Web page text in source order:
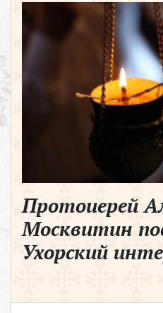
Протоиерей
Москвитин
Ухорский